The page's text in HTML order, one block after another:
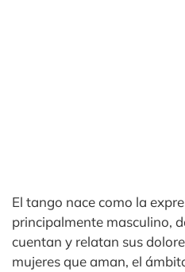
El tango nace como la
principalmente masculino,
cuentan y relatan sus
mujeres que aman, el